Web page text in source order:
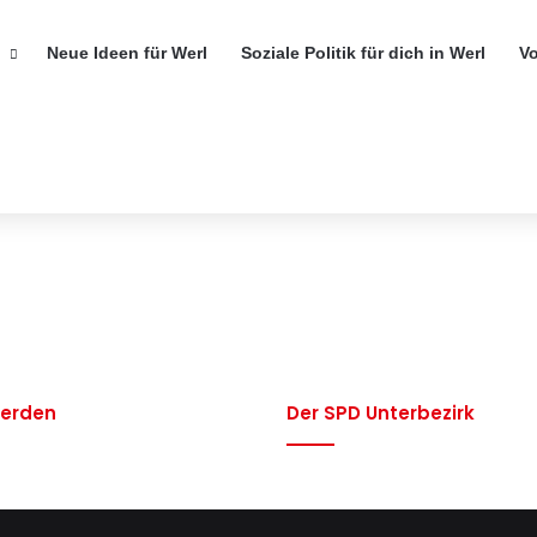
Neue Ideen für Werl Soziale Politik für dich in Werl
Der SPD Unterbezirk